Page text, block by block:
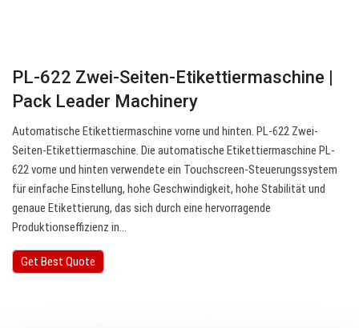
PL-622 Zwei-Seiten-Etikettiermaschine |
Pack Leader Machinery
Automatische Etikettiermaschine vorne und hinten. PL-622 Zwei-
Seiten-Etikettiermaschine. Die automatische Etikettiermaschine PL-
622 vorne und hinten verwendete ein Touchscreen-Steuerungssystem
für einfache Einstellung, hohe Geschwindigkeit, hohe Stabilität und
genaue Etikettierung, das sich durch eine hervorragende
Produktionseffizienz in…
Get Best Quote